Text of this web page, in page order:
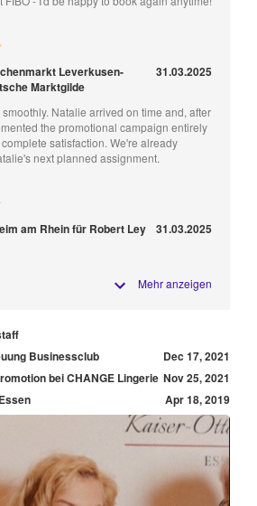
Leverkusen-
Marktgilde
31.03.2025
Natalie arrived on time and, after
the promotional campaign entirely
satisfaction. We're already
next planned assignment.
am Rhein für Robert Ley
31.03.2025
Mehr anzeigen
Businessclub
Dec 17, 2021
bei CHANGE Lingerie Nov 25, 2021
Apr 18, 2019